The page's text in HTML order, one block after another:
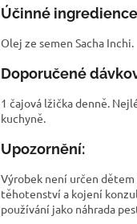
Účinné ingredience
Olej ze semen Sacha Inchi.
Doporučené
1 čajová lžička denně.
kuchyně.
Upozornění:
Výrobek není určen
těhotenství a kojení
používání jako náhrada